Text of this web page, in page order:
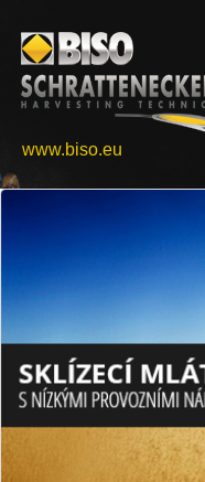
www.biso.eu